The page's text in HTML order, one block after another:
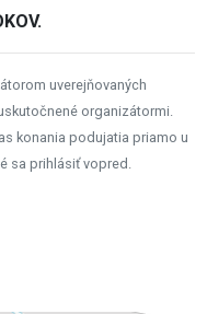
uverejňovaných
organizátormi.
konania podujatia priamo u
sa prihlásiť vopred.